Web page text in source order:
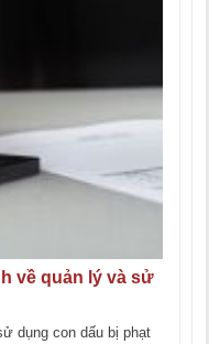
về quản lý và sử
dụng con dấu bị phạt